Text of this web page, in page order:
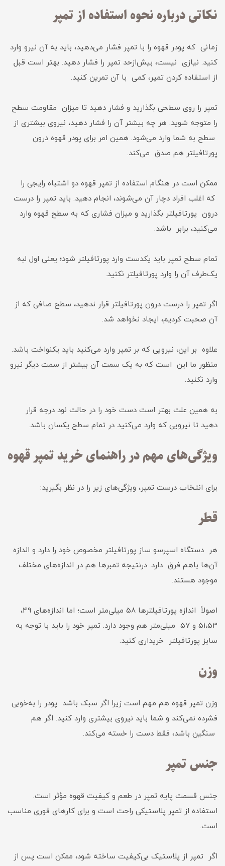
نکاتی درباره نحوه استفاده از تمپر
زمانی که پودر قهوه را با تمپر فشار می‌دهید، باید به آن نیرو وارد
کنید. نیازی نیست، بیش‌ازحد تمپر را فشار دهید. بهتر است قبل
از استفاده کردن تمپر، کمی با آن تمرین کنید.
تمپر را روی سطحی بگذارید و فشار دهید تا میزان مقاومت سطح
را متوجه شوید. هر چه بیشتر آن را فشار دهید، نیروی بیشتری از
سطح به شما وارد می‌شود. همین امر برای پودر قهوه درون
پورتافیلتر هم صدق می‌کند.
ممکن است در هنگام استفاده از تمپر قهوه دو اشتباه رایجی را
که اغلب افراد دچار آن می‌شوند، انجام دهید. باید تمپر را درست
درون پورتافیلتر بگذارید و میزان فشاری که به سطح قهوه وارد
می‌کنید، برابر باشد.
تمام سطح تمپر باید یکدست وارد پورتافیلتر شود؛ یعنی اول لبه
یک‌طرف آن را وارد پورتافیلتر نکنید.
اگر تمپر را درست درون پورتافیلتر قرار ندهید، سطح صافی که از
آن صحبت کردیم، ایجاد نخواهد شد.
علاوه بر این، نیرویی که بر تمپر وارد می‌کنید باید یکنواخت باشد.
منظور ما این است که به یک سمت آن بیشتر از سمت دیگر نیرو
وارد نکنید.
به همین علت بهتر است دست خود را در حالت نود درجه قرار
دهید تا نیرویی که وارد می‌کنید در تمام سطح یکسان باشد.
ویژگی‌های مهم در راهنمای خرید تمپر قهوه
برای انتخاب درست تمپر، ویژگی‌های زیر را در نظر بگیرید:
قطر
هر دستگاه اسپرسو ساز پورتافیلتر مخصوص خود را دارد و اندازه
آن‌ها باهم فرق دارد. درنتیجه تمبرها هم در اندازه‌های مختلف
موجود هستند.
اصولاً اندازه پورتافیلترها 58 میلی‌متر است؛ اما اندازه‌های 49،
51،53 و 57 میلی‌متر هم وجود دارد. تمپر خود را باید با توجه به
سایز پورتافیلتر خریداری کنید.
وزن
وزن تمپر قهوه هم مهم است زیرا اگر سبک باشد پودر را به‌خوبی
فشرده نمی‌کند و شما باید نیروی بیشتری وارد کنید. اگر هم
سنگین باشد، فقط دست را خسته می‌کند.
جنس تمپر
جنس قسمت پایه تمپر در طعم و کیفیت قهوه مؤثر است.
استفاده از تمپر پلاستیکی راحت است و برای کارهای فوری مناسب
است.
اگر تمپر از پلاستیک بی‌کیفیت ساخته شود، ممکن است پس از